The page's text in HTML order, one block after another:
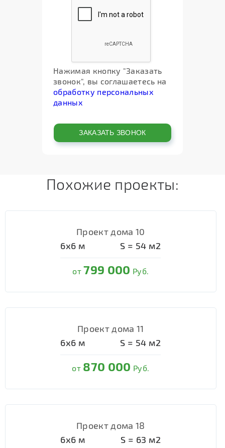
Нажимая кнопку "Заказать
звонок", вы соглашаетесь на
обработку персональных
данных
Похожие проекты:
Проект дома 10
6х6 м S = 54 м2
от799 000 Руб.
Проект дома 11
6х6 м S = 54 м2
от 870 000 Руб.
Проект дома 18
6х6 м S = 63 м2